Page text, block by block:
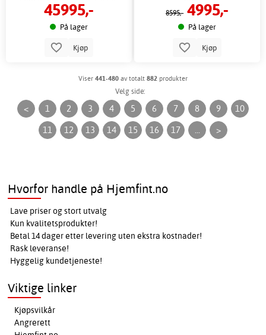
45995,-
På lager
Kjøp
8595,- 4995,-
På lager
Kjøp
Viser 441-480 av totalt 882 produkter
Velg side:
< 1 2 3 4 5 6 7 8 9
10
11
12 13 14 15 16 17 >
Hvorfor handle på Hjemfint.no
Lave priser og stort utvalg
Kun kvalitetsprodukter!
Betal 14 dager etter levering uten ekstra kostnader!
Rask leveranse!
Hyggelig kundetjeneste!
Viktige linker
Kjøpsvilkår
Angrerett